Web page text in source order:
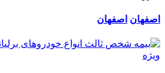
اصفهان اصفهان